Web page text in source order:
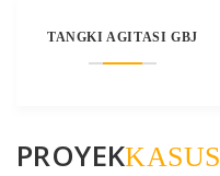
TANGKI AGITASI GBJ
PROYEKKASUS